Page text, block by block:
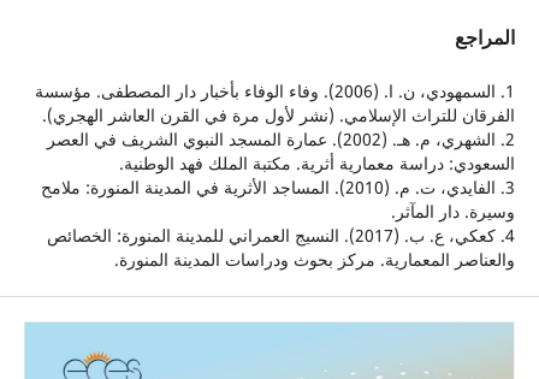
1. السمهودي، ن. ا. (2006). وفاء الوفاء بأخبار دار المصطفى. مؤسسة
للتراث الإسلامي. (نشر لأول مرة في القرن العاشر الهجري).
2. الشهري، م. هـ. (2002). عمارة المسجد النبوي الشريف في العصر
دراسة معمارية أثرية. مكتبة الملك فهد الوطنية.
3. الفايدي، ت. م. (2010). المساجد الأثرية في المدينة المنورة: ملامح
المآثر.
4. كعكي، ع. ب. (2017). النسيج العمراني للمدينة المنورة: الخصائص
المعمارية. مركز بحوث ودراسات المدينة المنورة.